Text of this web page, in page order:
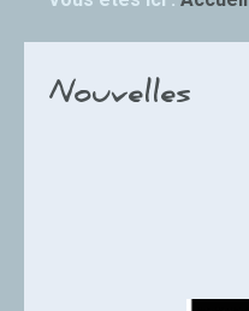
Nouvelles